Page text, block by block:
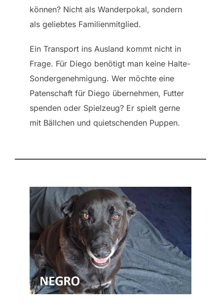
können? Nicht als Wanderpokal, sondern
als geliebtes Familienmitglied.
Ein Transport ins Ausland kommt nicht in
Frage. Für Diego benötigt man keine Halte-
Sondergenehmigung. Wer möchte eine
Patenschaft für Diego übernehmen, Futter
spenden oder Spielzeug? Er spielt gerne
mit Bällchen und quietschenden Puppen.